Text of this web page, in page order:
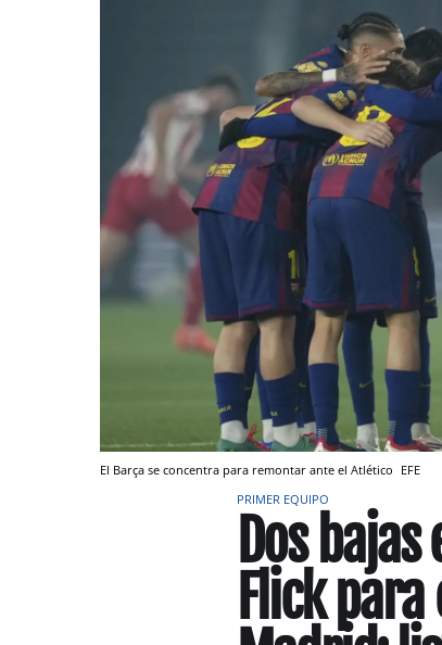
El Barça se concentra para remontar ante el Atlético EFE
PRIMER EQUIPO
Dos
Flick